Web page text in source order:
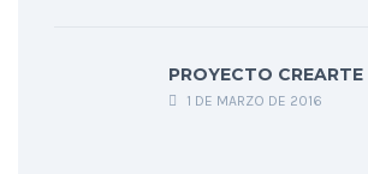
PROYECTO CREARTE
1 DE MARZO DE 2016